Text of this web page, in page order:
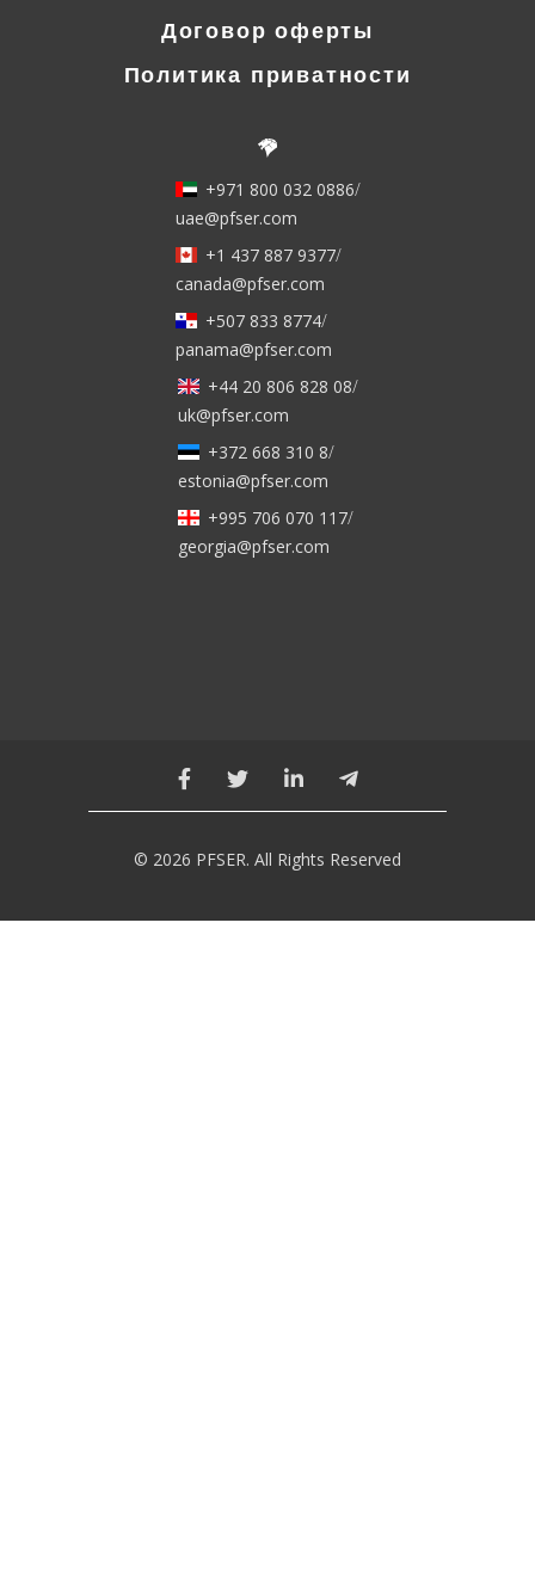
Договор оферты
Политика приватности
+971 800 032 0886/
uae@pfser.com
+1 437 887 9377/
canada@pfser.com
+507 833 8774/
panama@pfser.com
+44 20 806 828 08/
uk@pfser.com
+372 668 310 8/
estonia@pfser.com
+995 706 070 117/
georgia@pfser.com
© 2026 PFSER. All Rights Reserved